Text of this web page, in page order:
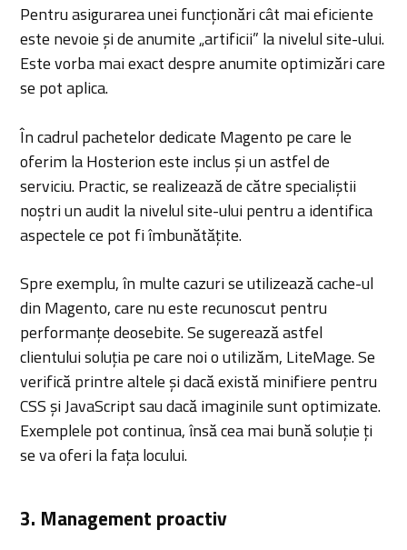
Pentru asigurarea unei funcționări cât mai eficiente
este nevoie și de anumite „artificii” la nivelul site-ului.
Este vorba mai exact despre anumite optimizări care
se pot aplica.
În cadrul pachetelor dedicate Magento pe care le
oferim la Hosterion este inclus și un astfel de
serviciu. Practic, se realizează de către specialiștii
noștri un audit la nivelul site-ului pentru a identifica
aspectele ce pot fi îmbunătățite.
Spre exemplu, în multe cazuri se utilizează cache-ul
din Magento, care nu este recunoscut pentru
performanțe deosebite. Se sugerează astfel
clientului soluția pe care noi o utilizăm, LiteMage. Se
verifică printre altele și dacă există minifiere pentru
CSS și JavaScript sau dacă imaginile sunt optimizate.
Exemplele pot continua, însă cea mai bună soluție ți
se va oferi la fața locului.
3. Management proactiv